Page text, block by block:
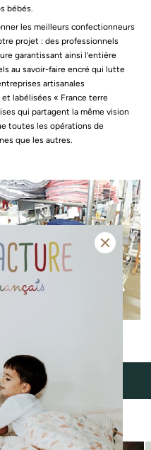
bébés.
les meilleurs confectionneurs
projet : des professionnels
garantissant ainsi l’entière
au savoir-faire encré qui lutte
artisanales
labélisées « France terre
qui partagent la même vision
toutes les opérations de
que les autres.